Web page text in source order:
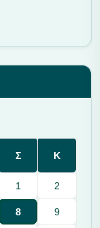
Σ Κ
1 2
8 9